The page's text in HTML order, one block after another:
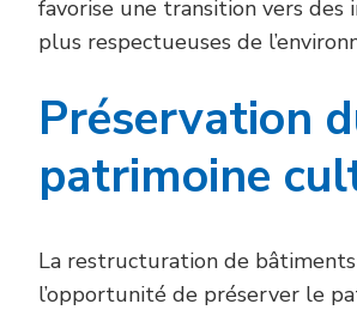
favorise une transition vers des
plus respectueuses de
Préservation
patrimoine
La restructuration de
l’opportunité de préserver le